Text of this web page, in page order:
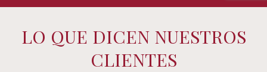
LO QUE DICEN NUESTROS
CLIENTES